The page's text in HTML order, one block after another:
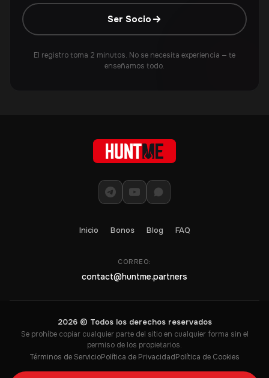
Ser Socio
El registro toma 2 minutos. No se necesita experiencia — te
enseñamos todo.
Inicio Bonos Blog FAQ
CORREO:
contact@huntme.partners
2026 © Todos los derechos reservados
Se prohíbe copiar cualquier parte del sitio en cualquier forma sin el
permiso de los propietarios.
Términos de ServicioPolítica de PrivacidadPolítica de Cookies